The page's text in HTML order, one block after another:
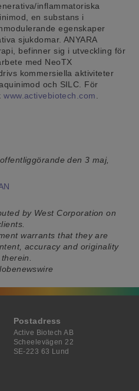
inflammatoriska
en substans i
egenskaper
sjukdomar. ANYARA
befinner sig i utveckling för
med NeoTX
kommersiella aktiviteter
och SILC. För
www.activebiotech.com
den 3 maj,
by West Corporation on
warrants that they are
accuracy and originality
Postadress
Active Biotech AB
Scheelevägen 22
SE-223 63 Lund